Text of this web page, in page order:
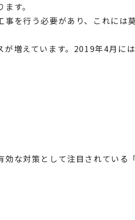
す。
を行う必要があり、これには
増えています。2019年4月に
な対策として注目されている